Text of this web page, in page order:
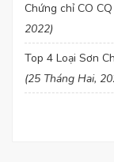
Chứng chỉ CO
2022)
Top 4 Loại Sơn
(25 Tháng Hai,